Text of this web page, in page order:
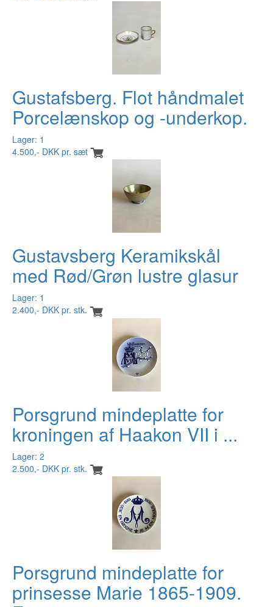
Gustafsberg. Flot håndmalet
Porcelænskop og -underkop.
Lager: 1
4.500,- DKK pr. sæt
Gustavsberg Keramikskål
med Rød/Grøn lustre glasur
Lager: 1
2.400,- DKK pr. stk.
Porsgrund mindeplatte for
kroningen af Haakon VII i ...
Lager: 2
2.500,- DKK pr. stk.
Porsgrund mindeplatte for
prinsesse Marie 1865-1909.